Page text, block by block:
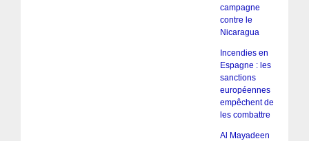
campagne
contre le
Nicaragua
Incendies en
Espagne : les
sanctions
européennes
empêchent de
les combattre
Al Mayadeen